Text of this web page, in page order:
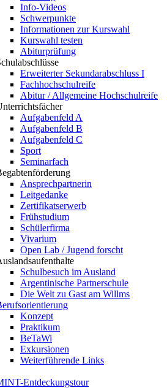
Info-Videos
Schwerpunkte
Informationen zur Kurswahl
Kurswahl testen
Abiturprüfung
Erweiterter Sekundarabschluss I
Fachhochschulreife
Abitur / Allgemeine Hochschulreife
Aufgabenfeld A
Aufgabenfeld B
Aufgabenfeld C
Sport
Seminarfach
Ansprechpartnerin
Leitgedanke
Zertifikatserwerb
Frühstudium
Schülerfirma
Vivarium
Open Lab / Jugend forscht
Schulbesuch im Ausland
Argentinische Partnerschule
Die Welt zu Gast am Willms
Konzept
Praktikum
BeTaWi
Exkursionen
Weiterführende Links
Entdeckungstour